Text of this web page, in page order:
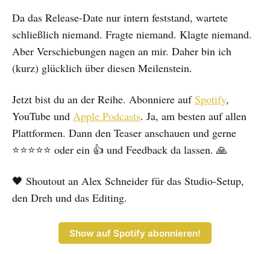
Da das Release-Date nur intern feststand, wartete
schließlich niemand. Fragte niemand. Klagte niemand.
Aber Verschiebungen nagen an mir. Daher bin ich
(kurz) glücklich über diesen Meilenstein.
Jetzt bist du an der Reihe. Abonniere aufSpotify,
YouTube und Apple Podcasts. Ja, am besten auf allen
Plattformen. Dann den Teaser anschauen und gerne
⭐⭐⭐⭐⭐ oder ein 👍 und Feedback da lassen. 🙏
🖤 Shoutout an Alex Schneider für das Studio-Setup,
den Dreh und das Editing.
Show auf Spotify abonnieren!